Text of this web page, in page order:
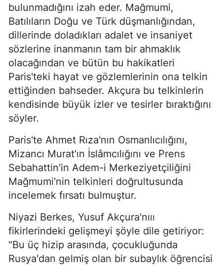
bulunmadığını izah eder. Mağmumi,
Batılıların Doğu ve Türk düşmanlığından,
dillerinde doladıkları adalet ve insaniyet
sözlerine inanmanın tam bir ahmaklık
olacağından ve bütün bu hakikatleri
Paris'teki hayat ve gözlemlerinin ona telkin
ettiğinden bahseder. Akçura bu telkinlerin
kendisinde büyük izler ve tesirler bıraktığını
söyler.
Paris'te Ahmet Rıza'nın Osmanlıcılığını,
Mizancı Murat'ın İslâmcılığını ve Prens
Sebahattin'in Adem-i Merkeziyetçiliğini
Mağmumi'nin telkinleri doğrultusunda
incelemek fırsatı bulmuştur.
Niyazi Berkes, Yusuf Akçura'nııı
fikirlerindeki gelişmeyi şöyle dile getiriyor:
"Bu üç hizip arasında, çocukluğunda
Rusya'dan gelmiş olan bir subaylık öğrencisi